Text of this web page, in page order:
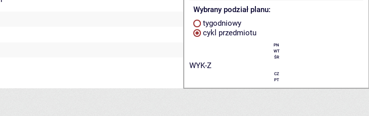
Wybrany podział planu:
tygodniowy
cykl przedmiotu
PN
WT
ŚR
WYK-Z
CZ
PT